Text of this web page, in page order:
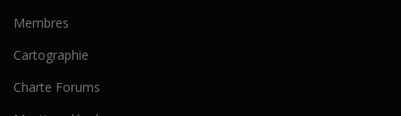
Membres
Cartographie
Charte Forums